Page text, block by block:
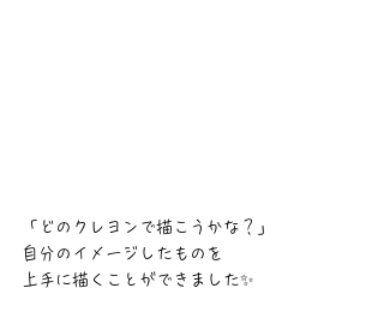
「どのクレヨンで描こうかな？」
自分のイメージしたものを
上手に描くことができました✨